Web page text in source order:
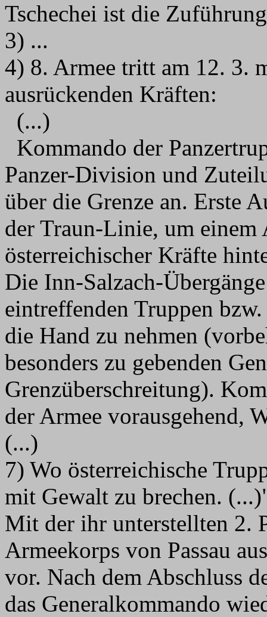
Tschechei ist die
3) ...
4) 8. Armee tritt am 12. 3.
ausrückenden Kräften:
(...)
Kommando der
Panzer-Division und
über die Grenze an. Erste
der Traun-Linie, um einem
österreichischer Kräfte
Die Inn-Salzach-
eintreffenden Truppen
die Hand zu nehmen
besonders zu gebenden
Grenzüberschreitung).
der Armee vorausgehend,
(...)
7) Wo österreichische
mit Gewalt zu brechen.
Mit der ihr unterstellten 2.
Armeekorps von Passau
vor. Nach dem Abschluss
das Generalkommando